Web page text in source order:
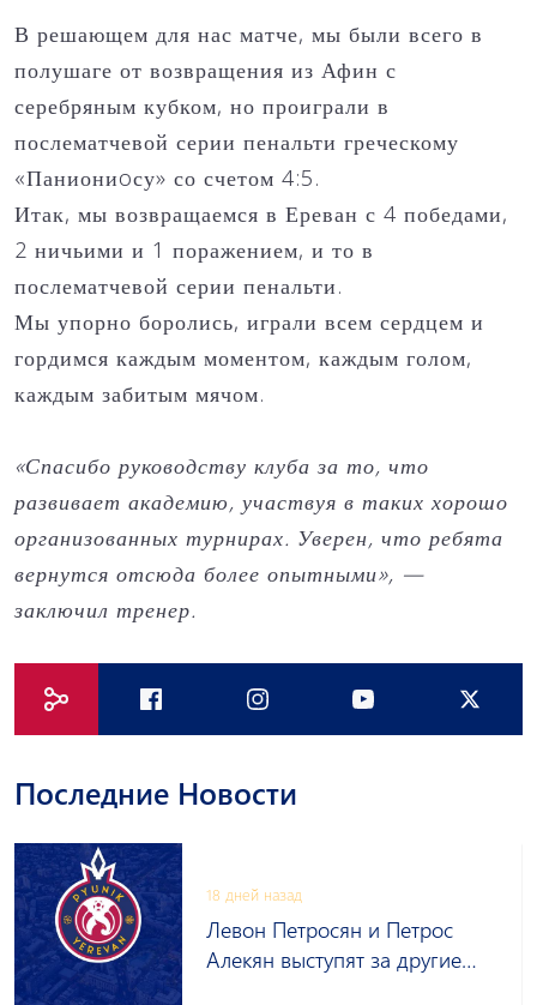
В решающем для нас матче, мы были всего в
полушаге от возвращения из Афин с
серебряным кубком, но проиграли в
послематчевой серии пенальти греческому
«Паниониoсу» со счетом 4:5.
Итак, мы возвращаемся в Ереван с 4️ победами,
2️ ничьими и 1 поражением, и то в
послематчевой серии пенальти.
Мы упорно боролись, играли всем сердцем и
гордимся каждым моментом, каждым голом,
каждым забитым мячом.
«Спасибо руководству клуба за то, что
развивает академию, участвуя в таких хорошо
организованных турнирах. Уверен, что ребята
вернутся отсюда более опытными», —
заключил тренер.
Последние Новости
18 дней назад
Левон Петросян и Петрос
Алекян выступят за другие
клубы на правах аренды